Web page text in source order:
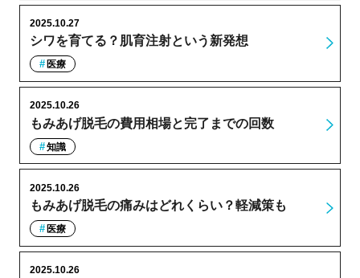
シワを育てる？肌育注射という新発想
2025.10.27
医療
もみあげ脱毛の費用相場と完了までの回数
2025.10.26
知識
もみあげ脱毛の痛みはどれくらい？軽減策も
2025.10.26
医療
2025.10.26